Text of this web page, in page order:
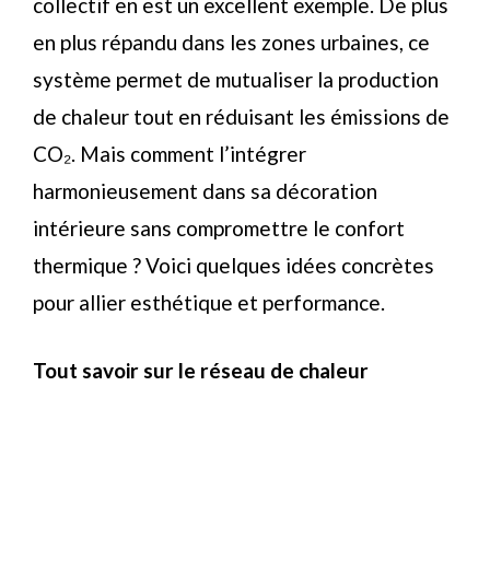
en plus répandu dans les zones urbaines, ce
système permet de mutualiser la production
de chaleur tout en réduisant les émissions de
CO₂. Mais comment l’intégrer
harmonieusement dans sa décoration
intérieure sans compromettre le confort
thermique ? Voici quelques idées concrètes
pour allier esthétique et performance.
Tout savoir sur le réseau de chaleur